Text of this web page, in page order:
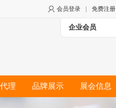
会员登录 免费注册
企业会员
理 品牌展示 展会信息